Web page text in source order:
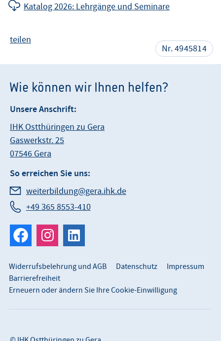
Katalog 2026: Lehrgänge und Seminare
Nr. 4945814
teilen
Wie können wir Ihnen helfen?
Unsere Anschrift:
IHK Ostthüringen zu Gera
Gaswerkstr. 25
07546 Gera
So erreichen Sie uns:
weiterbildung@gera.ihk.de
+49 365 8553-410
Widerrufsbelehrung und AGB Datenschutz
Impressum
Barrierefreiheit
Erneuern oder ändern Sie Ihre Cookie-Einwilligung